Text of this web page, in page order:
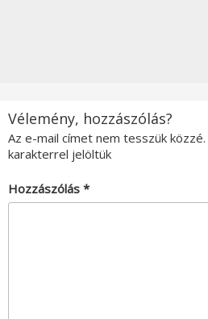
Vélemény, hozzászólás?
Az e-mail címet nem tesszük közzé.
karakterrel jelöltük
Hozzászólás *